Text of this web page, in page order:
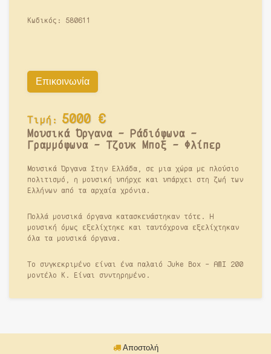
Κωδικός: 580611
Επικοινωνία
Τιμή: 5000€
Μουσικά Όργανα - Ράδιόφωνα -
Γραμμόφωνα - Τζουκ Μποξ - Φλίπερ
Μουσικά Όργανα Στην Ελλάδα, σε μια χώρα με πλούσιο
πολιτισμό, η μουσική υπήρχε και υπάρχει στη ζωή των
Ελλήνων από τα αρχαία χρόνια.
Πολλά μουσικά όργανα κατασκευάστηκαν τότε. Η
μουσική όμως εξελίχτηκε και ταυτόχρονα εξελίχτηκαν
όλα τα μουσικά όργανα.
Το συγκεκριμένο είναι ένα παλαιό Juke Box - AMI 200
μοντέλο Κ. Είναι συντηρημένο.
Αποστολή